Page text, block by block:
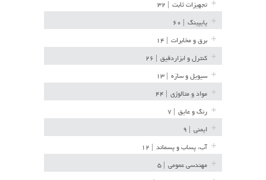
تجهیزات ثابت
پایپینگ
برق و مخابرات
کنترل و ابزاردقیق
سیویل و سازه
مواد و متالوژی
رنگ و عایق
ایمنی
آب، پساب و پسماند
مهندسی عمومی